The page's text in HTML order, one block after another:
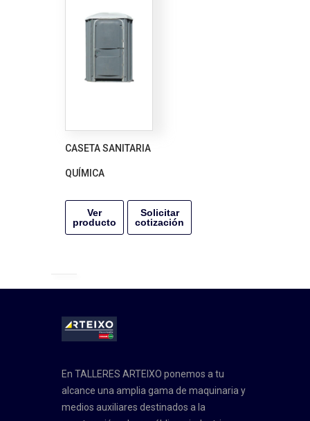
CASETA SANITARIA
QUÍMICA
Ver
producto
Solicitar
cotización
En TALLERES ARTEIXO ponemos a tu
alcance una amplia gama de maquinaria y
medios auxiliares destinados a la